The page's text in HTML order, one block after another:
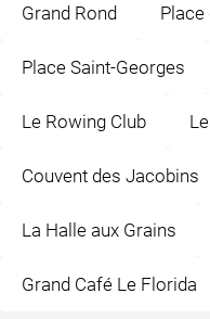
Grand Rond Place
Place Saint-Georges
Le Rowing Club
Couvent des Jacobins
La Halle aux Grains
Grand Café Le Florida